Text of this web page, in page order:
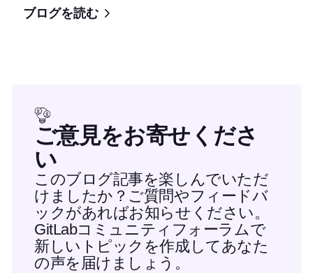
ブログを読む
ご意見をお寄せくださ
い
このブログ記事を楽しんでいただ
けましたか？ご質問やフィードバ
ックがあればお知らせください。
GitLabコミュニティフォーラムで
新しいトピックを作成してあなた
の声を届けましょう。